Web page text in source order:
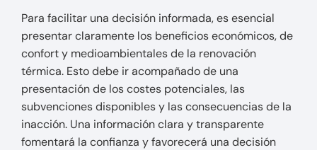
Para facilitar una decisión informada, es esencial
presentar claramente los beneficios económicos, de
confort y medioambientales de la renovación
térmica. Esto debe ir acompañado de una
presentación de los costes potenciales, las
subvenciones disponibles y las consecuencias de la
inacción. Una información clara y transparente
fomentará la confianza y favorecerá una decisión